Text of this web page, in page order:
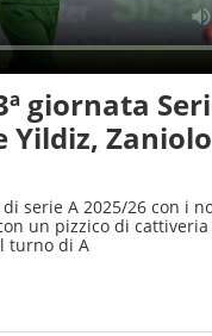
giornata
Yildiz,
serie A 2025/26 con i
un pizzico di
turno di A